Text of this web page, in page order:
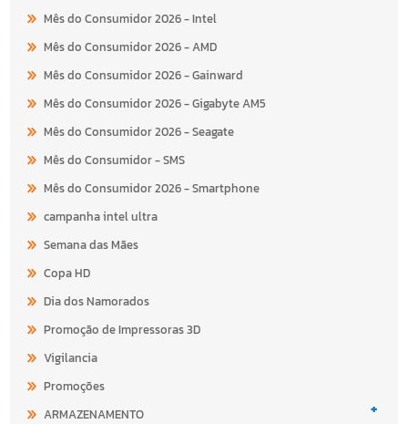
Mês do Consumidor 2026 - Intel
Mês do Consumidor 2026 - AMD
Mês do Consumidor 2026 - Gainward
Mês do Consumidor 2026 - Gigabyte AM5
Mês do Consumidor 2026 - Seagate
Mês do Consumidor - SMS
Mês do Consumidor 2026 - Smartphone
campanha intel ultra
Semana das Mães
Copa HD
Dia dos Namorados
Promoção de Impressoras 3D
Vigilancia
Promoções
ARMAZENAMENTO
+